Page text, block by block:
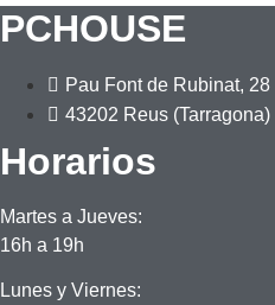
PCHOUSE
Pau Font de Rubinat, 28
43202 Reus (Tarragona)
Horarios
Martes a Jueves:
16h a 19h
Lunes y Viernes: